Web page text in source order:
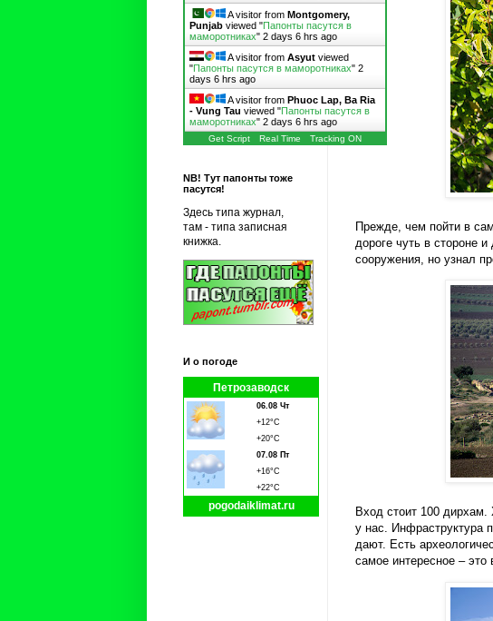
Прежде, чем пойти в
дороге чуть в стороне
сооружения, но узнал
Вход стоит 100
у нас. Инфраструктура
дают. Есть
самое интересное – это
A visitor from Montgomery,
Punjab viewed "Папонты пасутся в
маморотниках" 2 days 6 hrs ago
A visitor from Asyut viewed
"Папонты пасутся в маморотниках" 2
days 6 hrs ago
A visitor from Phuoc Lap, Ba Ria
- Vung Tau viewed "Папонты пасутся в
маморотниках" 2 days 6 hrs ago
Get Script Real Time Tracking ON
NB! Тут папонты тоже
пасутся!
Здесь типа журнал,
там - типа записная
книжка.
И о погоде
Петрозаводск
06.08 Чт
+12°C
+20°C
07.08 Пт
+16°C
+22°C
pogodaiklimat.ru